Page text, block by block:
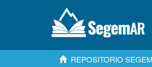
REPOSITORIO